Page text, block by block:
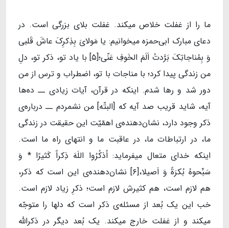
ما را از غفلت خلاص میکند. غفلت بلای بزرگی است. در
دعای مبارک ابی‌حمزه میخوانیم: یا مَولایَ‌ بِذِکرِکَ‌ عاشَ‌ قَلبی‌
وَ بِمُناجاتِکَ بَرَّدتُ اَلَمَ الخَوفِ عَنّی‌؛[۵] با یاد تو، ذکر تو، دلِ
من زندگی پیدا کرد؛ با مناجات با تو، اضطراب و ترس از من
دور شد و رها شدم. اینکه در قرآن، آیات زیادی ــ ده‌ها
آیه، شاید قریب صد آیه که [البتّه] من نشمردم ــ درباره‌ی
ذکر وجود دارد، نشان‌دهنده‌ی اهمّیّت این حقیقت در زندگی
ما، در ارتباطات ما، در عاقبت ما و انتهای راه ما است.
اینکه خدای متعال میفرماید: اُذکُرُوا اللَهَ ذِکراً کَثیرًا * وَ
سَبِّحوهُ بُکرَةً وَ اَصیلا،[۶] نشان‌دهنده‌ی این است که ذکر،
هم لازم است، هم کثیرش لازم است؛ ذکرِ زیاد لازم است.
خب این یک بُعد از مسئله‌ی ذکر است که دلها را متوجّه
میکند و از غفلت خارج میکند. یک بُعد دیگر در ذکرالله